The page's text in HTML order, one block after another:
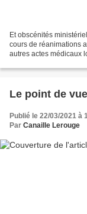
Et obscénités
cours de réanimations
autres actes médicaux
Le point de
Publié le 22/03/2021 à
Par Canaille Lerouge